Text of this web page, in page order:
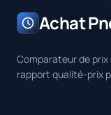
Achat
Comparateur de prix
rapport qualité-prix